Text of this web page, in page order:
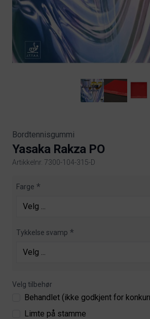
Bordtennisgummi
Yasaka Rakza PO
Artikkelnr. 7300-104-315-D
Farge
Tykkelse svamp
Velg tilbehør
Behandlet (ikke godkjent for
Limte på stamme